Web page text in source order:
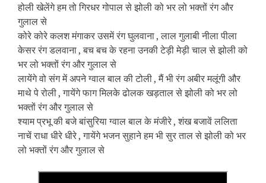
होली खेलेंगे हम तो गिरधर गोपाल से झोली को भर लो भक्तों रंग और
गुलाल से
कोरे कोरे कलश मंगाकर उसमें रंग घुलवाना , लाल गुलाबी नीला पीला
केसर रंग डलवाना , बच बच के रहना उनकी टेड़ी मेड़ी चाल से झोली को
भर लो भक्तों रंग और गुलाल से
लायेंगे वो संग में अपने ग्वाल बाल की टोली , मैं भी रंग अबीर मलूंगी और
माथे पे रोली , गायेंगे फाग मिलके ढोलक खड़ताल से झोली को भर लो
भक्तों रंग और गुलाल से
श्याम प्रभू की बजे बांसुरिया ग्वाल बाल के मंजीरे , शंख बजावें ललिता
नाचें राधा धीरे धीरे , गायेंगे भजन सुहाने हम भी सुर ताल से झोली को भर
लो भक्तों रंग और गुलाल से